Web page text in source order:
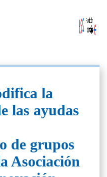
la
las ayudas
de grupos
Asociación